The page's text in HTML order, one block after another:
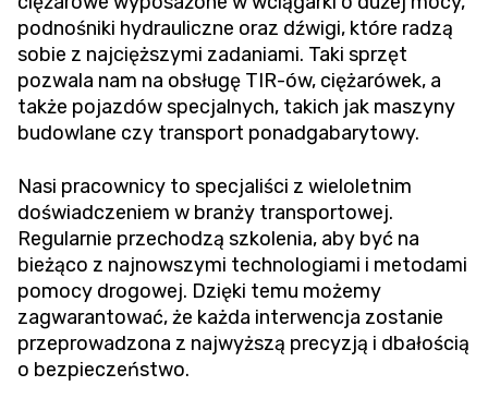
podnośniki hydrauliczne oraz dźwigi, które radzą
sobie z najcięższymi zadaniami. Taki sprzęt
pozwala nam na obsługę TIR-ów, ciężarówek, a
także pojazdów specjalnych, takich jak maszyny
budowlane czy transport ponadgabarytowy.
Nasi pracownicy to specjaliści z wieloletnim
doświadczeniem w branży transportowej.
Regularnie przechodzą szkolenia, aby być na
bieżąco z najnowszymi technologiami i metodami
pomocy drogowej. Dzięki temu możemy
zagwarantować, że każda interwencja zostanie
przeprowadzona z najwyższą precyzją i dbałością
o bezpieczeństwo.